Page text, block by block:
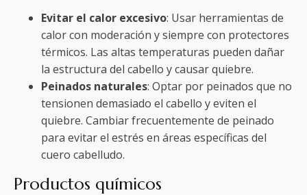
Evitar el calor excesivo: Usar herramientas de
calor con moderación y siempre con protectores
térmicos. Las altas temperaturas pueden dañar
la estructura del cabello y causar quiebre.
Peinados naturales: Optar por peinados que no
tensionen demasiado el cabello y eviten el
quiebre. Cambiar frecuentemente de peinado
para evitar el estrés en áreas específicas del
cuero cabelludo.
Productos químicos